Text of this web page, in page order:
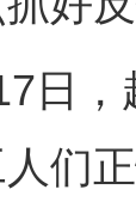
，趁
们